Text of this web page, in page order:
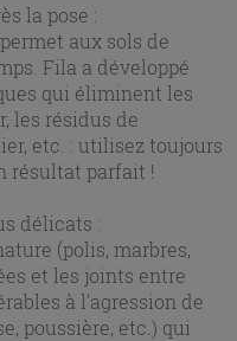
la pose :
aux sols de
Fila a développé
qui éliminent les
les résidus de
etc. : utilisez toujours
résultat parfait !
délicats :
(polis, marbres,
et les joints entre
à l'agression de
poussière, etc.) qui